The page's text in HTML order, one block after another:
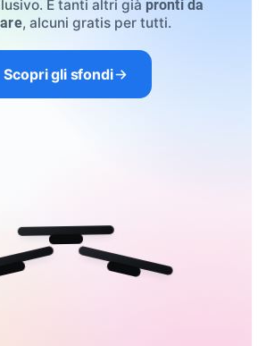
E tanti altri già pronti da
, alcuni gratis per tutti.
Scopri gli sfondi